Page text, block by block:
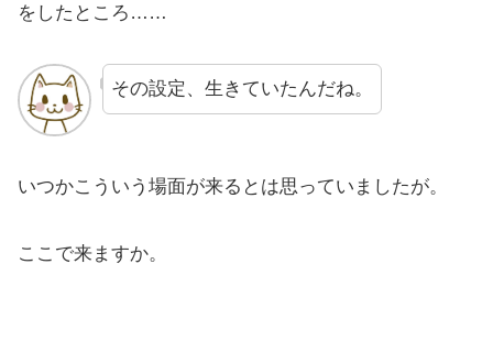
をしたところ……
その設定、生きていたんだね。
いつかこういう場面が来るとは思っていましたが。
ここで来ますか。